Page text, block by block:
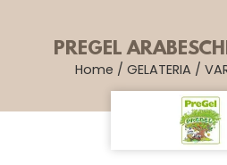
PREGEL
Home / GELATERIA /